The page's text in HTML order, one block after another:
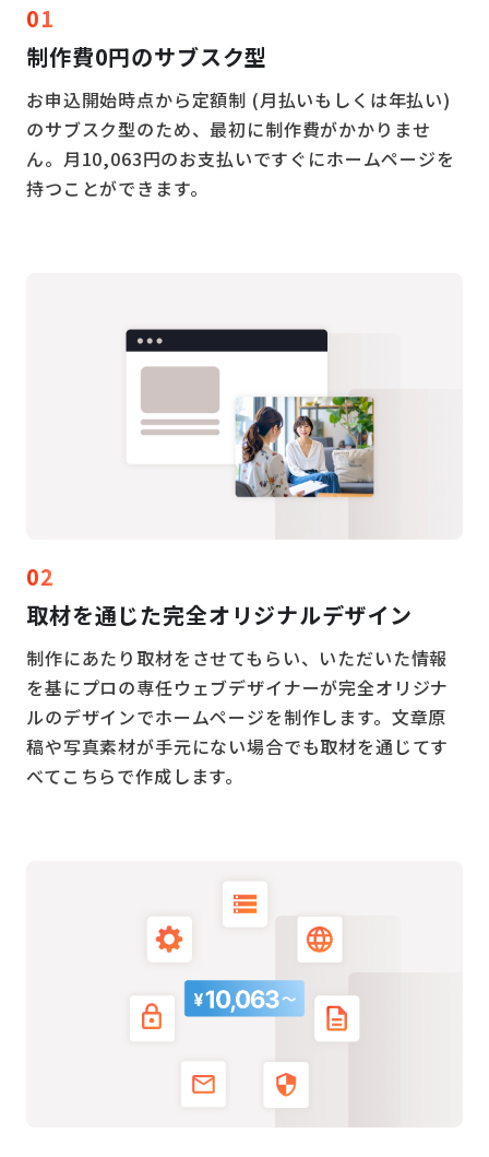
01
制作費0円のサブスク型
お申込開始時点から定額制 (月払いもしくは年払い)
のサブスク型のため、最初に制作費がかかりませ
ん。月10,063円のお支払いですぐにホームページを
持つことができます。
02
取材を通じた完全オリジナルデザイン
制作にあたり取材をさせてもらい、いただいた情報
を基にプロの専任ウェブデザイナーが完全オリジナ
ルのデザインでホームページを制作します。文章原
稿や写真素材が手元にない場合でも取材を通じてす
べてこちらで作成します。